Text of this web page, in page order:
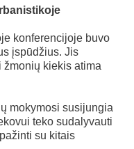
konferencijoje buvo
įspūdžius. Jis
kiekis atima
mokymosi susijungia
teko sudalyvauti
su kitais